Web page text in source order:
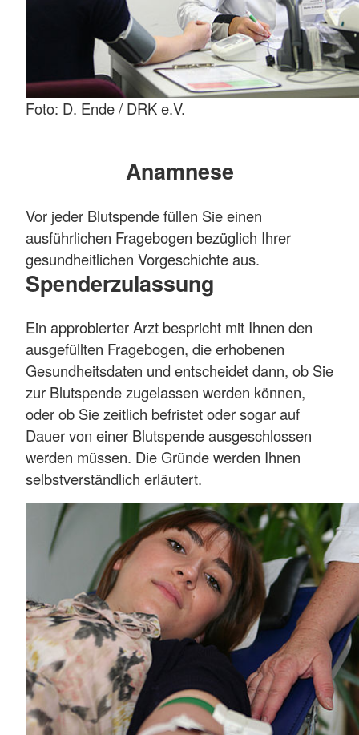
Foto: D. Ende / DRK e.V.
Anamnese
Vor jeder Blutspende füllen Sie einen
ausführlichen Fragebogen bezüglich Ihrer
gesundheitlichen Vorgeschichte aus.
Spenderzulassung
Ein approbierter Arzt bespricht mit Ihnen den
ausgefüllten Fragebogen, die erhobenen
Gesundheitsdaten und entscheidet dann, ob Sie
zur Blutspende zugelassen werden können,
oder ob Sie zeitlich befristet oder sogar auf
Dauer von einer Blutspende ausgeschlossen
werden müssen. Die Gründe werden Ihnen
selbstverständlich erläutert.